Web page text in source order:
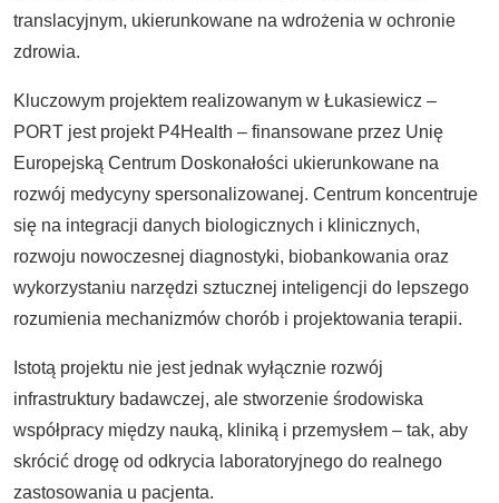
translacyjnym, ukierunkowane na wdrożenia w ochronie
zdrowia.
Kluczowym projektem realizowanym w Łukasiewicz –
PORT jest projekt P4Health – finansowane przez Unię
Europejską Centrum Doskonałości ukierunkowane na
rozwój medycyny spersonalizowanej. Centrum koncentruje
się na integracji danych biologicznych i klinicznych,
rozwoju nowoczesnej diagnostyki, biobankowania oraz
wykorzystaniu narzędzi sztucznej inteligencji do lepszego
rozumienia mechanizmów chorób i projektowania terapii.
Istotą projektu nie jest jednak wyłącznie rozwój
infrastruktury badawczej, ale stworzenie środowiska
współpracy między nauką, kliniką i przemysłem – tak, aby
skrócić drogę od odkrycia laboratoryjnego do realnego
zastosowania u pacjenta.